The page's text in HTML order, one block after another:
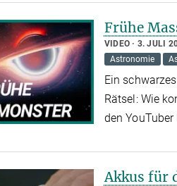
Frühe
VIDEO
3. JULI
Astronomie
Ein
Rätsel: Wie
den
Akkus für